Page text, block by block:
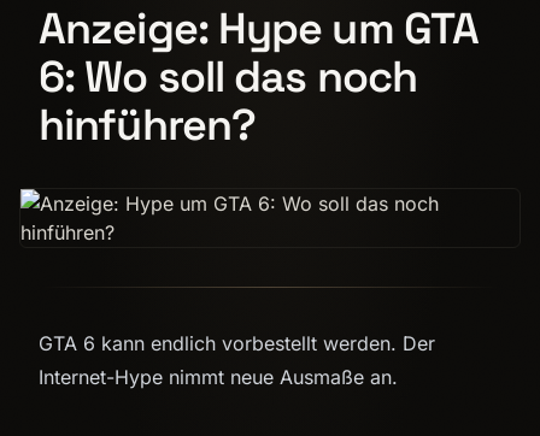
Anzeige: Hype um GTA
6: Wo soll das noch
hinführen?
GTA 6 kann endlich vorbestellt werden. Der
Internet-Hype nimmt neue Ausmaße an.